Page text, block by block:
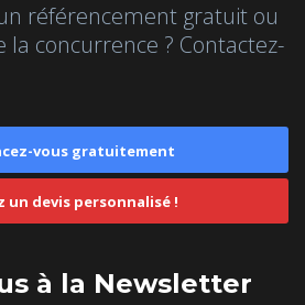
référencement gratuit ou
concurrence ? Contactez-
vous gratuitement
un devis personnalisé !
à la Newsletter